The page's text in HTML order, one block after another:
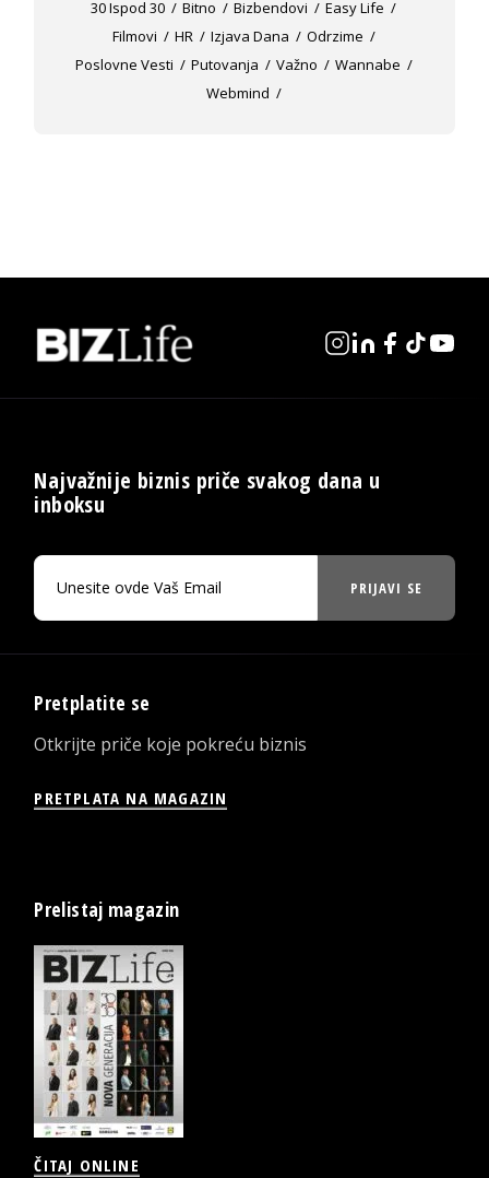
30 Ispod 30 Bitno Bizbendovi
Easy Life
Filmovi
HR Izjava Dana
Odrzime
Poslovne Vesti
Putovanja Važno
Wannabe
Webmind
Najvažnije biznis priče svakog dana u
inboksu
PRIJAVI SE
Pretplatite se
Otkrijte priče koje pokreću biznis
PRETPLATA NA MAGAZIN
Prelistaj magazin
ČITAJ ONLINE